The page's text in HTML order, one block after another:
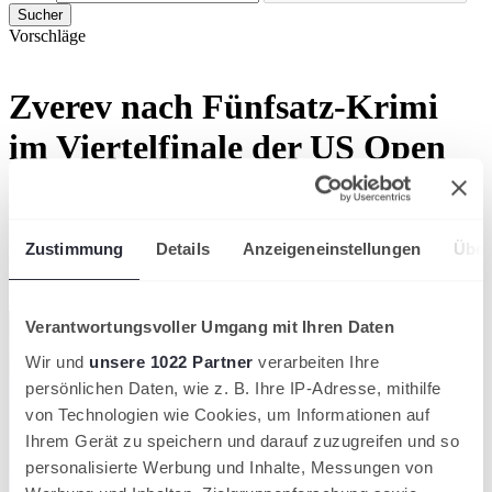
Zustimmung Details Anzeigeneinstellungen
Verantwortungsvoller Umgang mit Ihren Daten
Wir und unsere 1022 Partner verarbeiten Ihre
persönlichen Daten, wie z. B. Ihre IP-Adresse, mithilfe
von Technologien wie Cookies, um Informationen auf
Ihrem Gerät zu speichern und darauf zuzugreifen und so
personalisierte Werbung und Inhalte, Messungen von
Sucher
Vorschläge
Zverev nach Fünfsatz-Krimi
im Viertelfinale der US Open
Alexander Zverev hat zum dritten Mal nacheinander das
in einem spannenden Fight gegen den Italiener Jannik Sinner und
trifft in New York jetzt auf den Titelverteidiger.
US Open